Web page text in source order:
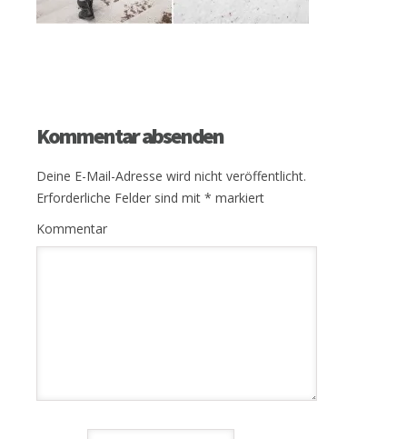
Kommentar absenden
Deine E-Mail-Adresse wird nicht veröffentlicht.
Erforderliche Felder sind mit * markiert
Kommentar